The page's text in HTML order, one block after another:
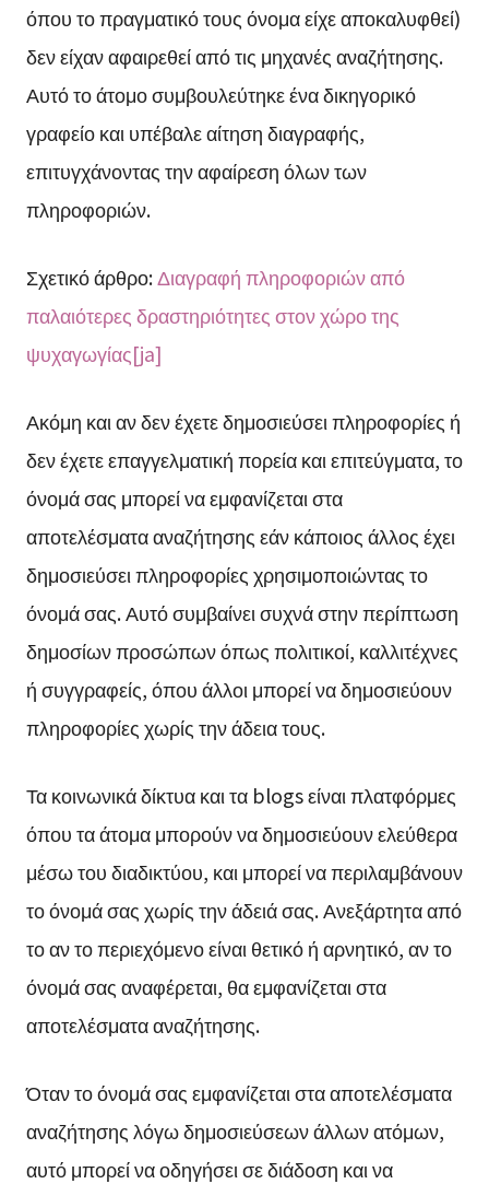
όπου το πραγματικό τους όνομα είχε αποκαλυφθεί)
δεν είχαν αφαιρεθεί από τις μηχανές αναζήτησης.
Αυτό το άτομο συμβουλεύτηκε ένα δικηγορικό
γραφείο και υπέβαλε αίτηση διαγραφής,
επιτυγχάνοντας την αφαίρεση όλων των
πληροφοριών.
Σχετικό άρθρο:Διαγραφή πληροφοριών από
παλαιότερες δραστηριότητες στον χώρο της
ψυχαγωγίας[ja]
Ακόμη και αν δεν έχετε δημοσιεύσει πληροφορίες ή
δεν έχετε επαγγελματική πορεία και επιτεύγματα, το
όνομά σας μπορεί να εμφανίζεται στα
αποτελέσματα αναζήτησης εάν κάποιος άλλος έχει
δημοσιεύσει πληροφορίες χρησιμοποιώντας το
όνομά σας. Αυτό συμβαίνει συχνά στην περίπτωση
δημοσίων προσώπων όπως πολιτικοί, καλλιτέχνες
ή συγγραφείς, όπου άλλοι μπορεί να δημοσιεύουν
πληροφορίες χωρίς την άδεια τους.
Τα κοινωνικά δίκτυα και τα blogs είναι πλατφόρμες
όπου τα άτομα μπορούν να δημοσιεύουν ελεύθερα
μέσω του διαδικτύου, και μπορεί να περιλαμβάνουν
το όνομά σας χωρίς την άδειά σας. Ανεξάρτητα από
το αν το περιεχόμενο είναι θετικό ή αρνητικό, αν το
όνομά σας αναφέρεται, θα εμφανίζεται στα
αποτελέσματα αναζήτησης.
Όταν το όνομά σας εμφανίζεται στα αποτελέσματα
αναζήτησης λόγω δημοσιεύσεων άλλων ατόμων,
αυτό μπορεί να οδηγήσει σε διάδοση και να